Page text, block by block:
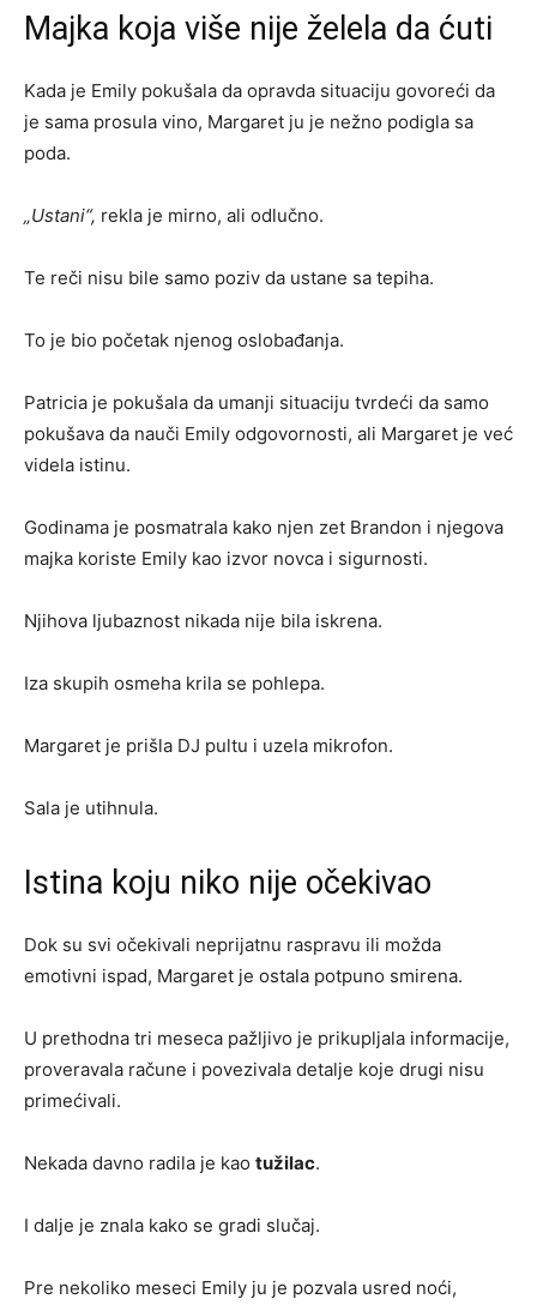
Majka koja više nije želela da ćuti
Kada je Emily pokušala da opravda situaciju govoreći da
je sama prosula vino, Margaret ju je nežno podigla sa
poda.
„Ustani“, rekla je mirno, ali odlučno.
Te reči nisu bile samo poziv da ustane sa tepiha.
To je bio početak njenog oslobađanja.
Patricia je pokušala da umanji situaciju tvrdeći da samo
pokušava da nauči Emily odgovornosti, ali Margaret je već
videla istinu.
Godinama je posmatrala kako njen zet Brandon i njegova
majka koriste Emily kao izvor novca i sigurnosti.
Njihova ljubaznost nikada nije bila iskrena.
Iza skupih osmeha krila se pohlepa.
Margaret je prišla DJ pultu i uzela mikrofon.
Sala je utihnula.
Istina koju niko nije očekivao
Dok su svi očekivali neprijatnu raspravu ili možda
emotivni ispad, Margaret je ostala potpuno smirena.
U prethodna tri meseca pažljivo je prikupljala informacije,
proveravala račune i povezivala detalje koje drugi nisu
primećivali.
Nekada davno radila je kao tužilac.
I dalje je znala kako se gradi slučaj.
Pre nekoliko meseci Emily ju je pozvala usred noći,